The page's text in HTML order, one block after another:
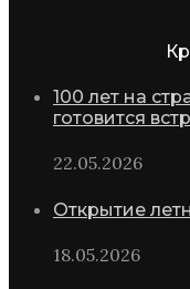
100 лет на
готовится
22.05.2026
Открытие
18.05.2026